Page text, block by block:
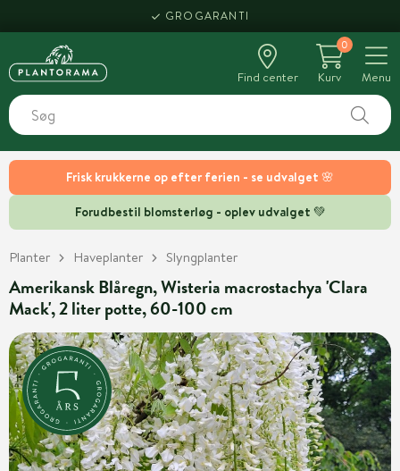
Frisk krukkerne op efter ferien - se udvalget 🌸
Forudbestil blomsterløg - oplev udvalget 💚
GROGARANTI
Find center
0
Kurv
Menu
Planter Haveplanter Slyngplanter
Amerikansk Blåregn, Wisteria macrostachya 'Clara
Mack', 2 liter potte, 60-100 cm